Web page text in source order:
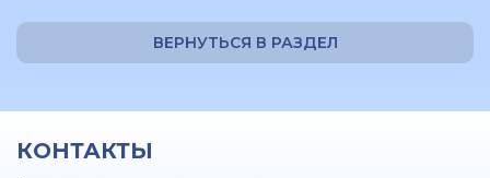
ВЕРНУТЬСЯ В РАЗДЕЛ
КОНТАКТЫ